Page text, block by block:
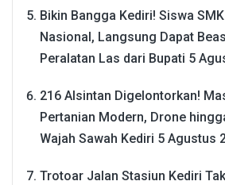
Bikin Bangga Kediri! Siswa
Nasional, Langsung Dapat
Peralatan Las dari Bupati 5
216 Alsintan Digelontorkan!
Pertanian Modern, Drone
Wajah Sawah Kediri 5 Agustus
Trotoar Jalan Stasiun Kediri